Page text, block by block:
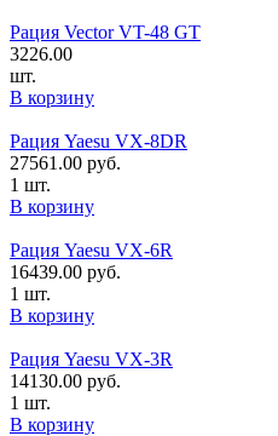
Рация Vector VT-48 GT
3226.00
шт.
В корзину
Рация Yaesu VX-8DR
27561.00 руб.
1 шт.
В корзину
Рация Yaesu VX-6R
16439.00 руб.
1 шт.
В корзину
Рация Yaesu VX-3R
14130.00 руб.
1 шт.
В корзину